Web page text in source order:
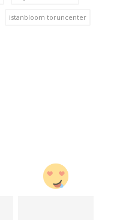
istanbloom toruncenter